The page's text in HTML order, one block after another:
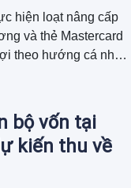
hiện loạt nâng cấp
và thẻ Mastercard
theo hướng cá nhân
khắc sống. Hoạt
mà còn đồng hành
trải nghiệm.
bộ vốn tại
kiến thu về